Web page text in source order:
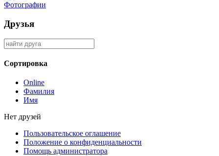
Фотографии
Друзья
Сортировка
Online
Фамилия
Имя
Нет друзей
Пользовательское оглашение
Положение о конфиденциальности
Помощь администратора